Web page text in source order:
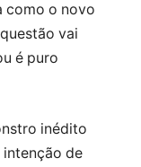
como o novo
vai
é puro
inédito
intenção de